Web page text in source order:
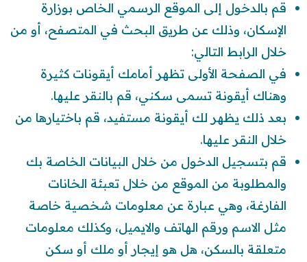
قم بالدخول إلى الموقع الرسمي الخاص بوزارة
الإسكان، وذلك عن طريق البحث في المتصفح، أو من
خلال الرابط التالي:
في الصفحة الأولى تظهر أمامك أيقونات كثيرة
وهناك أيقونة تسمى سكني، قم بالنقر عليها.
بعد ذلك يظهر لك أيقونة مستفيد، قم باختيارها من
خلال النقر عليها.
قم بتسجيل الدخول من خلال البيانات الخاصة بك
والمطلوبة من الموقع من خلال تعبئة الخانات
الفارغة، وهي عبارة عن معلومات شخصية خاصة
مثل الاسم ورقم الهاتف والايميل، وكذلك معلومات
متعلقة بالسكن، هل هو إيجار أو ملك أو سكن